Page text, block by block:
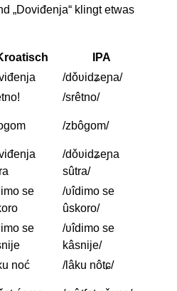
„Doviđenja“ klingt etwas
IPA
/dǒʋidʑeɲa/
/srêtno/
/zbôɡom/
/dǒʋidʑeɲa
sûtra/
se
/ʋîdimo se
ûskoro/
se
/ʋîdimo se
kâsnije/
noć
/lâku nôtɕ/